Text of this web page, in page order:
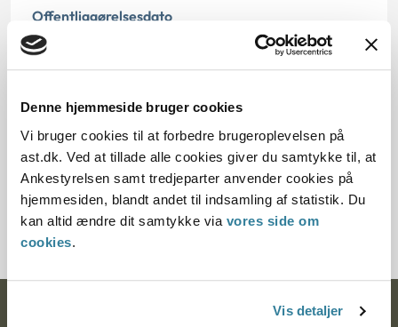
Denne hjemmeside bruger cookies
Vi bruger cookies til at forbedre brugeroplevelsen på
ast.dk. Ved at tillade alle cookies giver du samtykke til, at
Ankestyrelsen samt tredjeparter anvender cookies på
hjemmesiden, blandt andet til indsamling af statistik. Du
kan altid ændre dit samtykke via vores side om
cookies.
Vis detaljer
Offentliggørelsesdato
12.07.2013
§ 13 § 41 § 11 § 91
Journalnummer
2000247-03